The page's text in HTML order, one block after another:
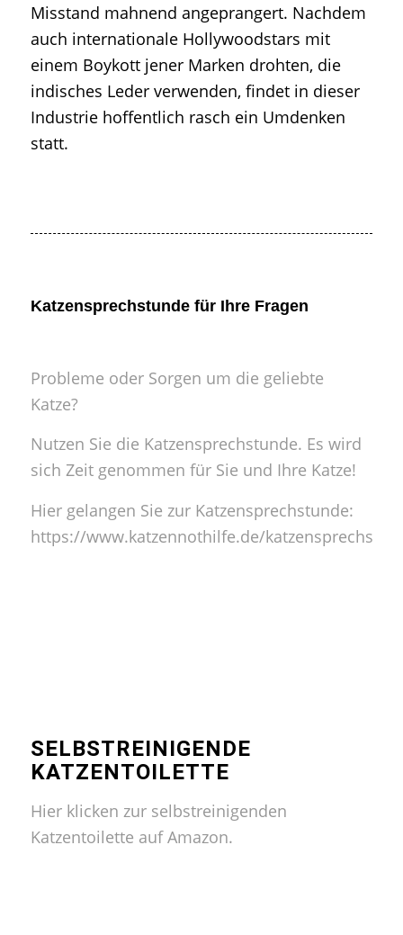
Misstand mahnend angeprangert. Nachdem
auch internationale Hollywoodstars mit
einem Boykott jener Marken drohten, die
indisches Leder verwenden, findet in dieser
Industrie hoffentlich rasch ein Umdenken
statt.
Katzensprechstunde für Ihre Fragen
Probleme oder Sorgen um die geliebte
Katze?
Nutzen Sie die Katzensprechstunde. Es wird
sich Zeit genommen für Sie und Ihre Katze!
Hier gelangen Sie zur Katzensprechstunde:
https://www.katzennothilfe.de/
SELBSTREINIGENDE
KATZENTOILETTE
Hier klicken zur selbstreinigenden
Katzentoilette auf Amazon.